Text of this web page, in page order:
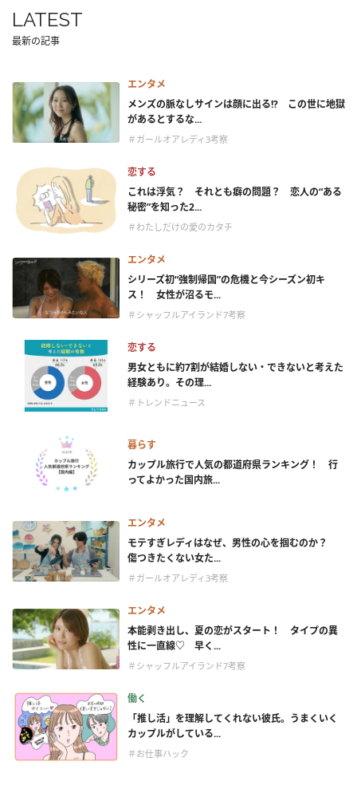
LATEST
最新の記事
エンタメ
メンズの脈なしサインは顔に出る!? この世に地獄
があるとするな...
＃ガールオアレディ3考察
恋する
これは浮気？ それとも癖の問題？ 恋人の“ある
秘密”を知った2...
＃わたしだけの愛のカタチ
エンタメ
シリーズ初“強制帰国”の危機と今シーズン初キ
ス！ 女性が沼るモ...
＃シャッフルアイランド7考察
恋する
男女ともに約7割が結婚しない・できないと考えた
経験あり。その理...
＃トレンドニュース
暮らす
カップル旅行で人気の都道府県ランキング！ 行
ってよかった国内旅...
エンタメ
モテすぎレディはなぜ、男性の心を掴むのか？
傷つきたくない女た...
＃ガールオアレディ3考察
エンタメ
本能剥き出し、夏の恋がスタート！ タイプの異
性に一直線♡ 早く...
＃シャッフルアイランド7考察
働く
「推し活」を理解してくれない彼氏。うまくいく
カップルがしている...
＃お仕事ハック